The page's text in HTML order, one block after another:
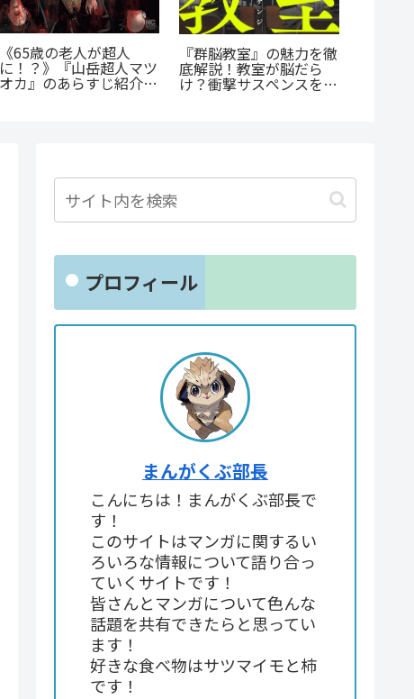
『捕虜英雄』完全解説！
最底辺から駆け上がる至
高のカタルシス
監獄×魔法少女×デスゲ
ーム。コミカライズで加
速する『魔法少女ノ魔女
プロフィール
まんがくぶ部長
こんにちは！まんがくぶ部長で
す！
このサイトはマンガに関するい
ろいろな情報について語り合っ
ていくサイトです！
皆さんとマンガについて色んな
話題を共有できたらと思ってい
ます！
好きな食べ物はサツマイモと柿
です！